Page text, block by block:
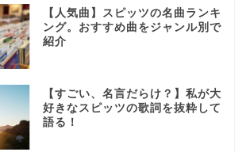
【人気曲】スピッツの名曲ランキ
ング。おすすめ曲をジャンル別で
紹介
【すごい、名言だらけ？】私が大
好きなスピッツの歌詞を抜粋して
語る！